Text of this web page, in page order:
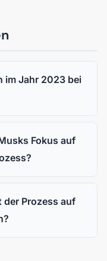
im Jahr 2023 bei
Fokus auf
der Prozess auf